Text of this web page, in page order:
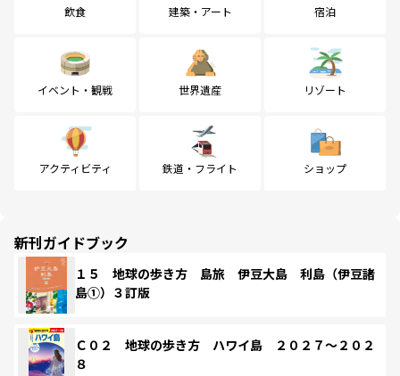
飲食 建築・アート 宿泊
イベント・観戦 世界遺産 リゾート
アクティビティ 鉄道・フライト ショップ
新刊ガイドブック
１５ 地球の歩き方 島旅 伊豆大島 利島（伊豆諸
島①）３訂版
Ｃ０２ 地球の歩き方 ハワイ島 ２０２７～２０２
８